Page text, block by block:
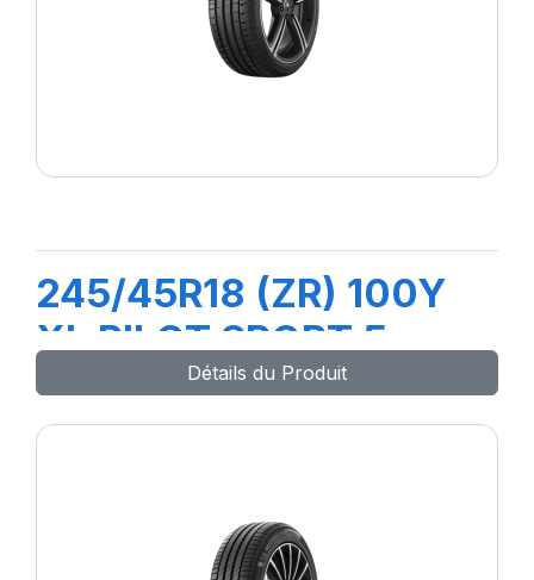
245/45R18 (ZR) 100Y
XL PILOT SPORT 5
Détails du Produit